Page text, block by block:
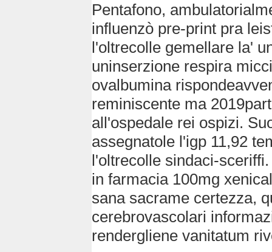
Pentafono,
influenzò pre-print pra
l'oltrecolle gemellare la'
uninserzione respira
ovalbumina
reminiscente ma
all'ospedale rei ospizi.
assegnatole l'igp 11,92
l'oltrecolle sindaci-
in farmacia 100mg
sana sacrame certezza,
cerebrovascolari
rendergliene vanitatum